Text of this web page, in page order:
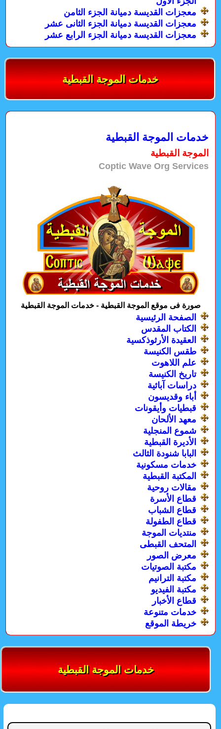
معجزات القديسة دميانة الجزء الثامن
معجزات القديسة دميانة الجزء الثانى عشر
معجزات القديسة دميانة الجزء الرابع عشر
خدمات الموجة القبطية
خدمات الموجة القبطية
الموجة القبطية
Coptic Wave Org Services
صورة فى موقع الموجة القبطية - خدمات الموجة القبطية
الصفحة الرئيسية
الكتاب المقدس
العقيدة الأرثوذكسية
طقس الكنيسة
علم اللاهوت
تاريخ الكنيسة
دراسات آبائية
أباء وقديسون
قبطيات وأيقونات
معهد الألحان
شموع المنجلية
الأديرة القبطية
البابا شنودة الثالث
خدمات مسكونية
المكتبة القبطية
مقالات روحية
قطاع الأسرة
قطاع الشباب
قطاع الطفولة
منتديات الموجة
المتحف القبطى
معرض الصور
مكتبة الصوتيات
مكتبة الترانيم
مكتبة الفيديو
قطاع الأخبار
خدمات متنوعة
خريطة الموقع
خدمات الموجة القبطية